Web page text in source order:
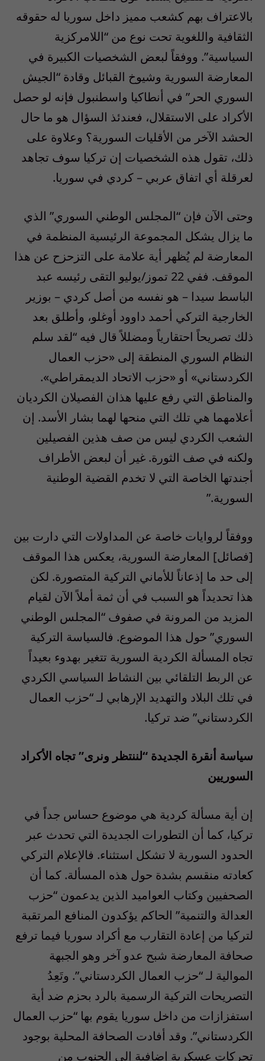
بالاعتراف بهم كشعب مميز داخل سوريا له حقوقه
الثقافية واللغوية تحت نوع من “اللامركزية
السياسية”. ووفقاً لبعض الشخصيات الكبيرة في
المعارضة السورية وشيوخ القبائل وقادة “الجيش
السوري الحر” في أنطاكيا واسطنبول فإنه لو حصل
الأكراد على الاستقلال، فعندئذ السؤال هو ما حال
الحشد الآخر من الأقليات السورية؟ وعلاوة على
ذلك، تقول هذه الشخصيات إن تركيا سوف تجاهد
لعرقلة أي اتفاق عربي – كردي في سوريا.
وحتى الآن فإن “المجلس الوطني السوري” الذي
ما يزال يشكل المجموعة الرئيسية المنظمة في
المعارضة لم يُظهر أية علامة على التزحزح عن هذا
الموقف. ففي 22 تموز/يوليو التقى رئيسه عبد
الباسط سيدا – هو نفسه من أصل كردي – بوزير
الخارجية التركي أحمد داوود أوغلو، وأطلق بعد
ذلك تصريحاً احتقارياً ومضللاً قال فيه “لقد سلم
النظام السوري المنطقة إلى «حزب العمال
الكردستاني» أو «حزب الاتحاد الديمقراطي».
والمناطق التي رفع عليها هذان الفصيلان الكرديان
أعلامهما هي تلك التي منحها لهما بشار الأسد. إن
الشعب الكردي ليس من صف هذين الفصيلين
ولكنه في صف الثورة. غير أن لبعض الأطراف
أجندتها الخاصة التي لا تخدم القضية الوطنية
السورية.”
ووفقاً لروايات خاصة عن المداولات التي دارت بين
[فصائل] المعارضة السورية، يعكس هذا الموقف
إلى حد ما إذعاناً للأماني التركية المتصورة. لكن
هذا تحديداً هو السبب في أن ثمة أملاً الآن لقيام
المزيد من المرونة في صفوف “المجلس الوطني
السوري” حول هذا الموضوع. فالسياسة التركية
تجاه المسألة الكردية السورية تتغير بهدوء بعيداً
عن الربط التلقائي بين النشاط السياسي الكردي
في تلك البلاد والتهديد الإرهابي لـ “حزب العمال
الكردستاني” ضد تركيا.
سياسة أنقرة الجديدة “لننتظر ونرى” تجاه الأكراد
السوريين
إن أية مسألة كردية هي موضوع حساس جداً في
تركيا، كما أن التطورات الجديدة التي تحدث عبر
الحدود السورية لا تشكل استثناء. فالإعلام التركي
كعادته منقسم بشدة حول هذه المسألة. كما أن
الصحفيين وكتاب العواميد الذين يدعمون “حزب
العدالة والتنمية” الحاكم يؤكدون المنافع المرتقبة
لتركيا من إعادة التقارب مع أكراد سوريا فيما ترفع
صحافة المعارضة شبح عدو آخر وهو الجبهة
الموالية لـ “حزب العمال الكردستاني”. وتَعِدُ
التصريحات التركية الرسمية بالرد بحزم ضد أية
استفزازات من داخل سوريا يقوم بها “حزب العمال
الكردستاني”. وقد أفادت الصحافة المحلية بوجود
تحركات عسكرية إضافية إلى الجنوب من